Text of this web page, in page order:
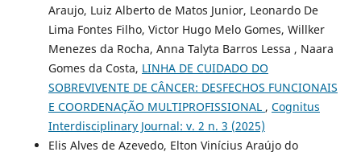
Araujo, Luiz Alberto de Matos Junior, Leonardo De
Lima Fontes Filho, Victor Hugo Melo Gomes, Willker
Menezes da Rocha, Anna Talyta Barros Lessa , Naara
Gomes da Costa, LINHA DE CUIDADO DO
SOBREVIVENTE DE CÂNCER: DESFECHOS FUNCIONAIS
E COORDENAÇÃO MULTIPROFISSIONAL , Cognitus
Interdisciplinary Journal: v. 2 n. 3 (2025)
Elis Alves de Azevedo, Elton Vinícius Araújo do